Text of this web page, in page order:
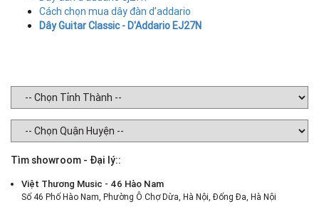
Cách chọn mua dây đàn d’addario
Dây Guitar Classic - D'Addario EJ27N
Tìm showroom - Đại lý::
Việt Thương Music - 46 Hào Nam
Số 46 Phố Hào Nam, Phường Ô Chợ Dừa, Hà Nội, Đống Đa, Hà Nội